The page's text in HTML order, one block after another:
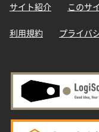
サイト紹介 このサ
利用規約 プライバ